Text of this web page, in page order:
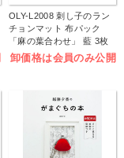
OLY-L2008 刺し子のラン
チョンマット 布パック
「麻の葉合わせ」 藍 3枚
入 (袋)
卸価格は会員のみ公開